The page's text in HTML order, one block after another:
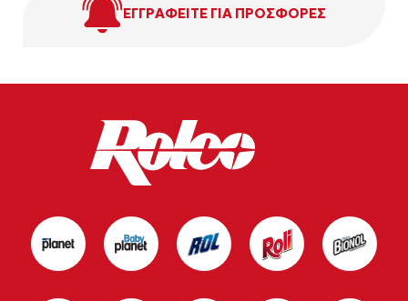
ΕΓΓΡΑΦΕΙΤΕ ΓΙΑ ΠΡΟΣΦΟΡΕΣ